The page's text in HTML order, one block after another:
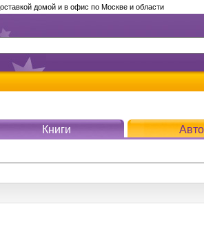
домой и в офис по Москве и области
Книги